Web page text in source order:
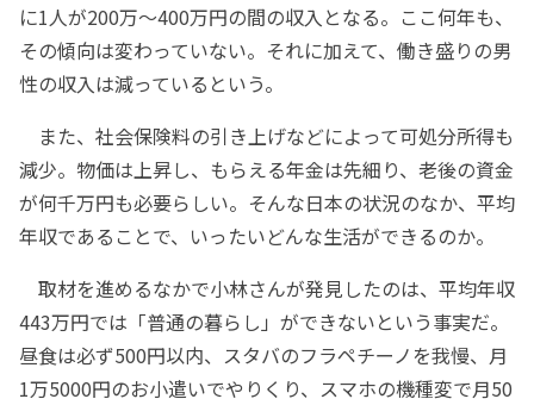
に1人が200万～400万円の間の収入となる。ここ何年も、
その傾向は変わっていない。それに加えて、働き盛りの男
性の収入は減っているという。
また、社会保険料の引き上げなどによって可処分所得も
減少。物価は上昇し、もらえる年金は先細り、老後の資金
が何千万円も必要らしい。そんな日本の状況のなか、平均
年収であることで、いったいどんな生活ができるのか。
取材を進めるなかで小林さんが発見したのは、平均年収
443万円では「普通の暮らし」ができないという事実だ。
昼食は必ず500円以内、スタバのフラペチーノを我慢、月
1万5000円のお小遣いでやりくり、スマホの機種変で月50